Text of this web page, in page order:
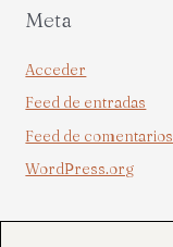
Meta
Acceder
Feed de entradas
Feed de comentarios
WordPress.org